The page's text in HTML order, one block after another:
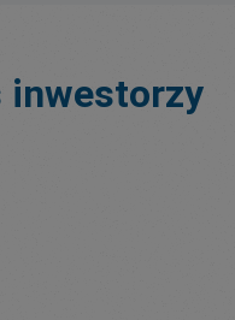
inwestorzy